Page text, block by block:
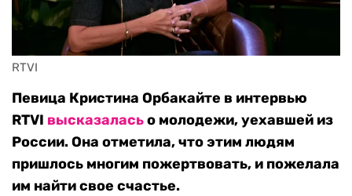
RTVI
Певица Кристина Орбакайте в интервью
RTVI высказаласьо молодежи, уехавшей из
России. Она отметила, что этим людям
пришлось многим пожертвовать, и пожелала
им найти свое счастье.